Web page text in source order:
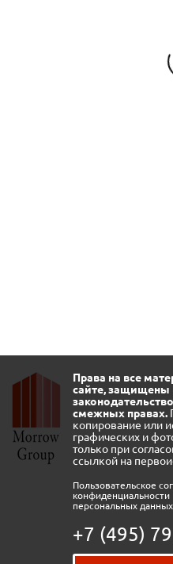
Права на все
сайте, защищены
смежных правах.
копирование или
графических и
только при
ссылкой на
Пользовательское
конфиденциальности
персональных данных
+7 (495)